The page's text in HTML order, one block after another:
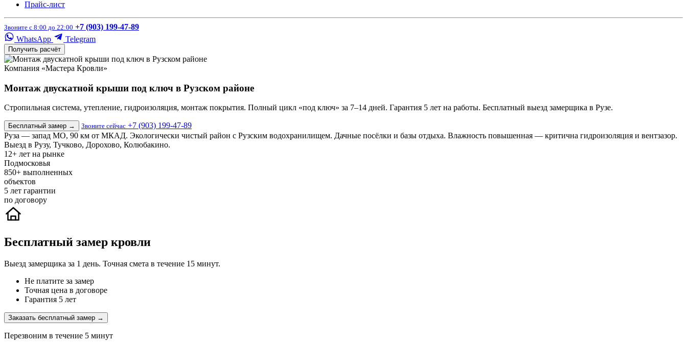
Прайс-лист
Звоните с 8:00 до 22:00 +7 (903) 199-47-89
WhatsApp
Telegram
Получить расчёт
Компания «Мастера Кровли»
Монтаж двускатной крыши под ключ в Рузском районе
Стропильная система, утепление, гидроизоляция, монтаж покрытия. Полный цикл «под ключ» за 7–14 дней. Гарантия 5 лет на работы. Бесплатный выезд замерщика в Рузе.
Бесплатный замер → Звоните сейчас +7 (903) 199-47-89
Руза — запад МО, 90 км от МКАД. Экологически чистый район с Рузским водохранилищем. Дачные посёлки и базы отдыха. Влажность повышенная — критична гидроизоляция и вентзазор.
Выезд в Рузу, Тучково, Дорохово, Колюбакино.
12+ лет на рынке
Подмосковья
850+ выполненных
объектов
5 лет гарантии
по договору
Бесплатный замер кровли
Выезд замерщика за 1 день. Точная смета в течение 15 минут.
Не платите за замер
Точная цена в договоре
Гарантия 5 лет
Заказать бесплатный замер →
Перезвоним в течение 5 минут